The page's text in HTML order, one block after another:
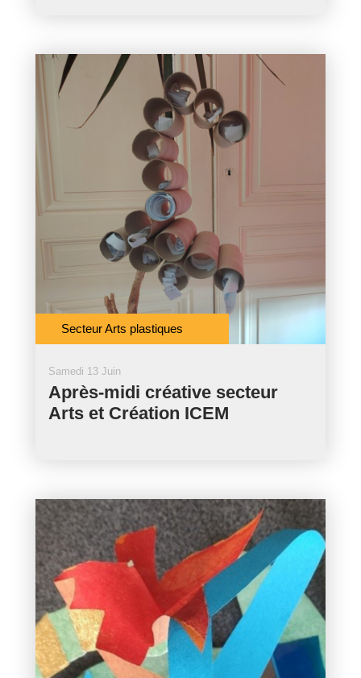
Secteur Arts plastiques
Samedi 13 Juin
Après-midi créative secteur
Arts et Création ICEM